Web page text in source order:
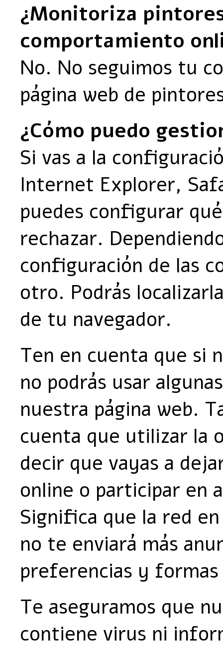
¿Monitoriza
comportamiento
No. No seguimos tu
página web de
¿Cómo puedo
Si vas a la
Internet Explorer,
puedes configurar
rechazar.
configuración de las
otro. Podrás
de tu navegador.
Ten en cuenta que si
no podrás usar
nuestra página web.
cuenta que utilizar la
decir que vayas a
online o participar en
Significa que la red
no te enviará más
preferencias y
Te aseguramos que
contiene virus ni